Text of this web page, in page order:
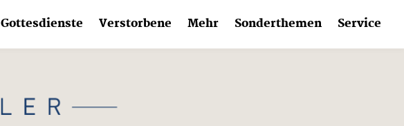
Gottesdienste Verstorbene Mehr Sonderthemen Service